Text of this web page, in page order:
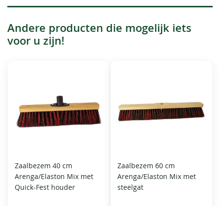
Andere producten die mogelijk iets
voor u zijn!
Zaalbezem 40 cm
Arenga/Elaston Mix met
Quick-Fest houder
Zaalbezem 60 cm
Arenga/Elaston Mix met
steelgat